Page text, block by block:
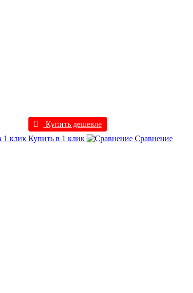
Купить дешевле
Купить в 1 клик
Сравнение